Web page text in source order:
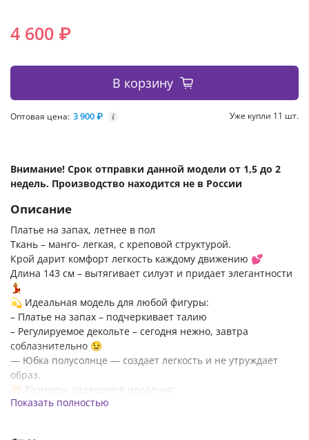
4 600 ₽
В корзину
Оптовая цена: 3 900 ₽ i Уже купли 11 шт.
Внимание! Срок отправки данной модели от 1,5 до 2
недель. Производство находится не в России
Описание
Платье на запах, летнее в пол
Ткань – манго- легкая, с креповой структурой.
Крой дарит комфорт легкость каждому движению 💕
Длина 143 см – вытягивает силуэт и придает элегантности
💃
💫 Идеальная модель для любой фигуры:
– Платье на запах – подчеркивает талию
– Регулируемое декольте – сегодня нежно, завтра
соблазнительно 😉
— Юбка полусолнце — создает легкость и не утруждает
образ.
💥 Размеры, садящиеся идеально:
▪️48–52 (ОГ 96–105, ОБ до 125)
Показать полностью